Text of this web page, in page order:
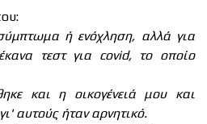
ή ενόχληση, αλλά για
τεστ για covid, το οποίο
και η οικογένειά μου και
αυτούς ήταν αρνητικό.